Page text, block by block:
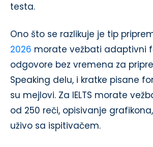
testa.
Ono što se razlikuje je tip
2026 morate vežbati adaptivni
odgovore bez vremena za
Speaking delu, i kratke pisane
su mejlovi. Za IELTS morate
od 250 reči, opisivanje
uživo sa ispitivačem.